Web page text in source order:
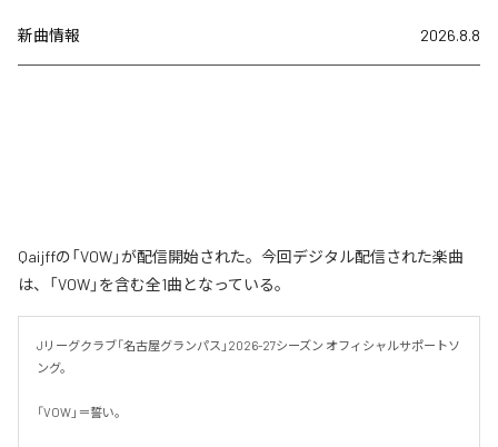
新曲情報 2026.8.8
Qaijffの「VOW」が配信開始された。今回デジタル配信された楽曲
は、「VOW」を含む全1曲となっている。
Jリーグクラブ「名古屋グランパス」2026-27シーズン オフィシャルサポートソ
ング。
「VOW」＝誓い。